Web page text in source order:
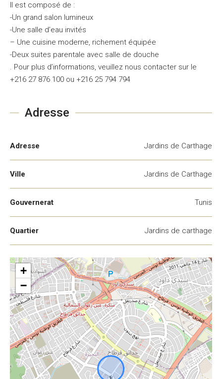
Il est composé de :
-Un grand salon lumineux
-Une salle d’eau invités
– Une cuisine moderne, richement équipée
-Deux suites parentale avec salle de douche
. Pour plus d’informations, veuillez nous contacter sur le
+216 27 876 100 ou +216 25 794 794
Adresse
Adresse Jardins de Carthage
Ville Jardins de Carthage
Gouvernerat Tunis
Quartier Jardins de carthage
+
−